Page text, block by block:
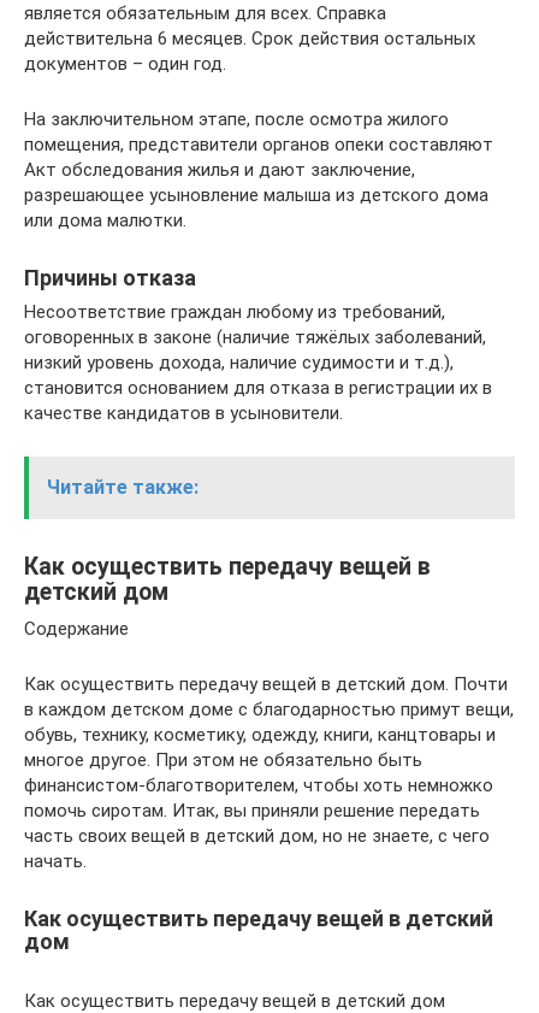
является обязательным для всех. Справка
действительна 6 месяцев. Срок действия остальных
документов – один год.
На заключительном этапе, после осмотра жилого
помещения, представители органов опеки составляют
Акт обследования жилья и дают заключение,
разрешающее усыновление малыша из детского дома
или дома малютки.
Причины отказа
Несоответствие граждан любому из требований,
оговоренных в законе (наличие тяжёлых заболеваний,
низкий уровень дохода, наличие судимости и т.д.),
становится основанием для отказа в регистрации их в
качестве кандидатов в усыновители.
Читайте также:
Как осуществить передачу вещей в
детский дом
Содержание
Как осуществить передачу вещей в детский дом. Почти
в каждом детском доме с благодарностью примут вещи,
обувь, технику, косметику, одежду, книги, канцтовары и
многое другое. При этом не обязательно быть
финансистом-благотворителем, чтобы хоть немножко
помочь сиротам. Итак, вы приняли решение передать
часть своих вещей в детский дом, но не знаете, с чего
начать.
Как осуществить передачу вещей в детский
дом
Как осуществить передачу вещей в детский дом